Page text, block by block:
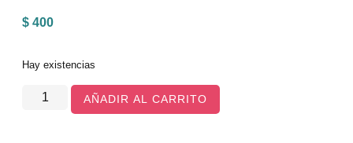
$ 400
Hay existencias
AÑADIR AL CARRITO